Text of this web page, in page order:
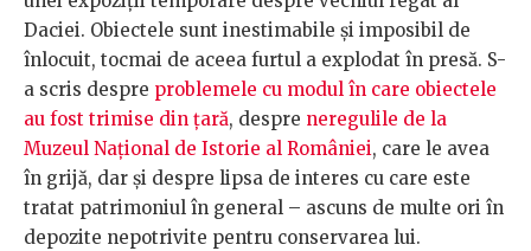
Daciei. Obiectele sunt inestimabile și imposibil de
înlocuit, tocmai de aceea furtul a explodat în presă. S-
a scris despre problemele cu modul în care obiectele
au fost trimise din țară, despre neregulile de la
Muzeul Național de Istorie al României, care le avea
în grijă, dar și despre lipsa de interes cu care este
tratat patrimoniul în general – ascuns de multe ori în
depozite nepotrivite pentru conservarea lui.